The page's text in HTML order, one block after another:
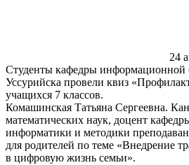
24
Студенты кафедры информационной
Уссурийска провели квиз
учащихся 7 классов.
Комашинская Татьяна Сергеевна.
математических наук, доцент
информатики и методики
для родителей по теме «Внедрение
в цифровую жизнь семьи».